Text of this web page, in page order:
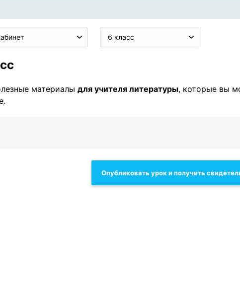
6 класс
материалы для учителя литературы, которые вы
Опубликовать урок и получить